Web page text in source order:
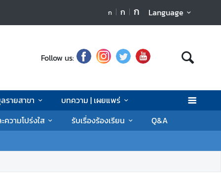
ก ก ก Language
Follow us:
รายสาขา
บทความ | เผยแพร่
วามโปร่งใส
รับเรื่องร้องเรียน Q&A